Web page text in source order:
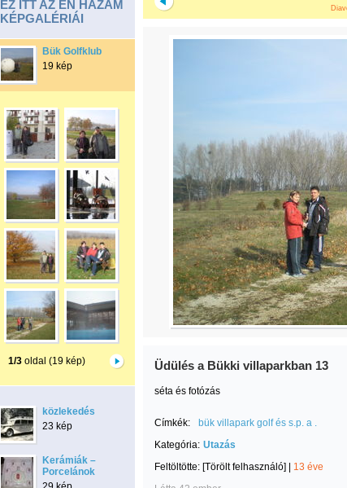
EZ ITT AZ ÉN HAZÁM
KÉPGALÉRIÁI
Bük Golfklub
19 kép
1/3oldal (19 kép)
közlekedés
23 kép
Kerámiák –
Porcelánok
Üdülés a Bükki villaparkban 13
séta és fotózás
Címkék:
bük villapark golf és s.p. a .
Kategória: Utazás
Feltöltötte: [Törölt felhasználó]
13 éve